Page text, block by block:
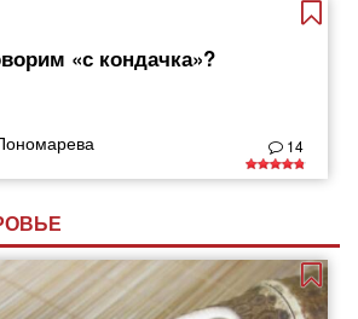
«с кондачка»?
14